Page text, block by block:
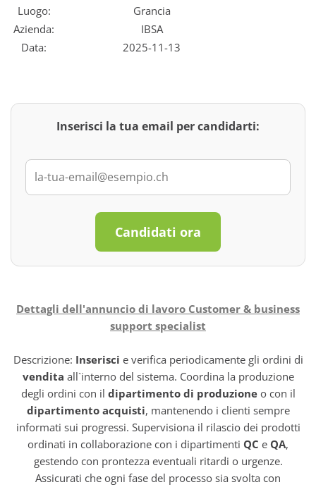
Luogo:
Grancia
Azienda:
IBSA
Data:
2025-11-13
Inserisci la tua email per candidarti:
Candidati ora
Dettagli dell'annuncio di lavoro Customer & business
support specialist
Descrizione: Inserisci e verifica periodicamente gli ordini di
vendita all`interno del sistema. Coordina la produzione
degli ordini con il dipartimento di produzioneo con il
dipartimento acquisti, mantenendo i clienti sempre
informati sui progressi. Supervisiona il rilascio dei prodotti
ordinati in collaborazione con i dipartimenti QC e QA,
gestendo con prontezza eventuali ritardi o urgenze.
Assicurati che ogni fase del processo sia svolta con